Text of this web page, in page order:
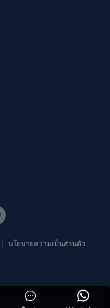
|
นโยบายความเป็นส่วนตัว